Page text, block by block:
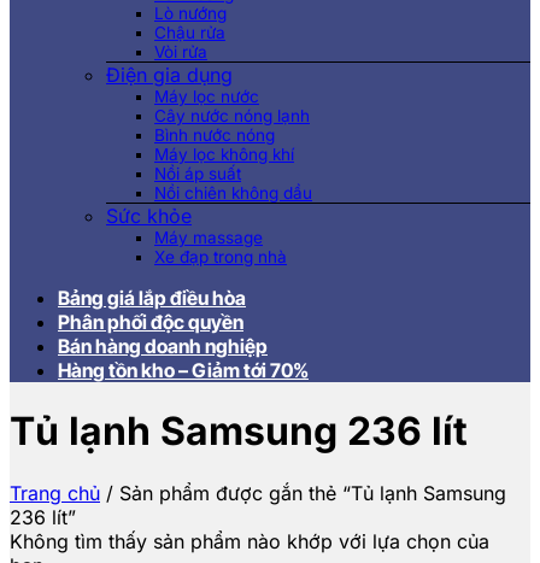
Lò nướng
Chậu rửa
Vòi rửa
Điện gia dụng
Máy lọc nước
Cây nước nóng lạnh
Bình nước nóng
Máy lọc không khí
Nồi áp suất
Nồi chiên không dầu
Sức khỏe
Máy massage
Xe đạp trong nhà
Bảng giá lắp điều hòa
Phân phối độc quyền
Bán hàng doanh nghiệp
Hàng tồn kho – Giảm tới 70%
Tủ lạnh Samsung 236 lít
Trang chủ / Sản phẩm được gắn thẻ “Tủ lạnh Samsung
236 lít”
Không tìm thấy sản phẩm nào khớp với lựa chọn của